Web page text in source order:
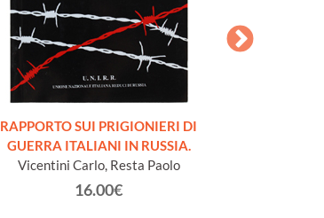
RAPPORTO SUI PRIGIONIERI DI
GUERRA ITALIANI IN RUSSIA.
Vicentini Carlo, Resta Paolo
16.00€